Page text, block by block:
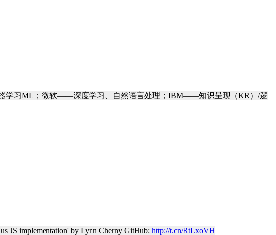
学习ML；微软——深度学习、自然语言处理；IBM——知识呈现（KR）/逻
JS implementation' by Lynn Cherny GitHub: http://t.cn/RtLxoVH